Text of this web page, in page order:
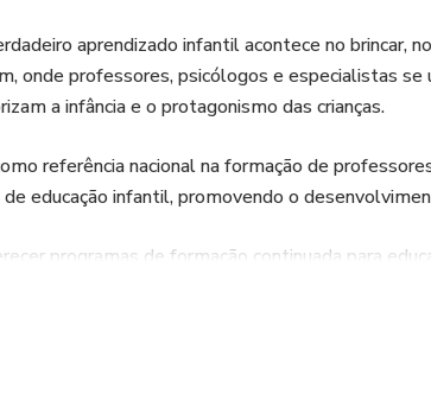
e certificado de participação.
este seminário?
pedagógicos, gestores escolares e
de liderança e mediação pedagógica na
sobre a coordenação pedagógica e inspire-se
aprendizado infantil acontece no brincar,
onde professores, psicólogos e especialistas se
a infância e o protagonismo das crianças.
referência nacional na formação de
educação infantil, promovendo o
programas de formação continuada para
e prestar consultoria especializada para